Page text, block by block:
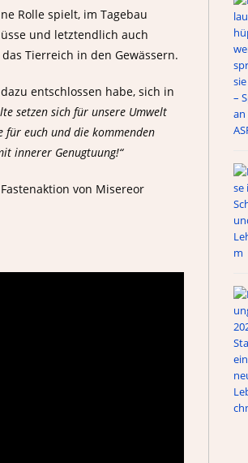
Rolle spielt, im Tagebau
und letztendlich auch
Tierreich in den Gewässern.
entschlossen habe, sich in
setzen sich für unsere Umwelt
für euch und die kommenden
innerer Genugtuung!“
von Misereor